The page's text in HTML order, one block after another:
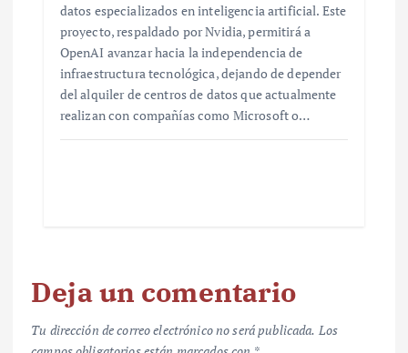
datos especializados en inteligencia artificial. Este
proyecto, respaldado por Nvidia, permitirá a
OpenAI avanzar hacia la independencia de
infraestructura tecnológica, dejando de depender
del alquiler de centros de datos que actualmente
realizan con compañías como Microsoft o…
Deja un comentario
Tu dirección de correo electrónico no será publicada. Los